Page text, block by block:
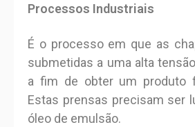
Processos Industriais
É o processo em que as
submetidas a uma alta
a fim de obter um produto
Estas prensas precisam ser
óleo de emulsão.